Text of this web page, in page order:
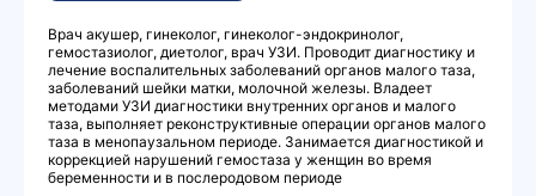
Врач акушер, гинеколог, гинеколог-эндокринолог,
гемостазиолог, диетолог, врач УЗИ. Проводит диагностику и
лечение воспалительных заболеваний органов малого таза,
заболеваний шейки матки, молочной железы. Владеет
методами УЗИ диагностики внутренних органов и малого
таза, выполняет реконструктивные операции органов малого
таза в менопаузальном периоде. Занимается диагностикой и
коррекцией нарушений гемостаза у женщин во время
беременности и в послеродовом периоде